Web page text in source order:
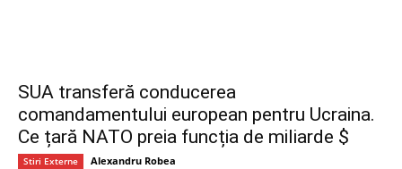
SUA transferă conducerea
comandamentului european pentru Ucraina.
Ce țară NATO preia funcția de miliarde $
Stiri Externe Alexandru Robea